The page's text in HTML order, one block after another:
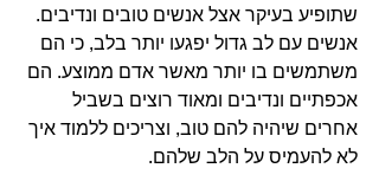
שתופיע בעיקר אצל אנשים טובים ונדיבים.
אנשים עם לב גדול יפגעו יותר בלב, כי הם
משתמשים בו יותר מאשר אדם ממוצע. הם
אכפתיים ונדיבים ומאוד רוצים בשביל
אחרים שיהיה להם טוב, וצריכים ללמוד איך
לא להעמיס על הלב שלהם.